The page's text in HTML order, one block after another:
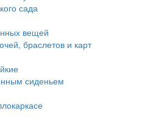
сада
вещей
браслетов и карт
сиденьем